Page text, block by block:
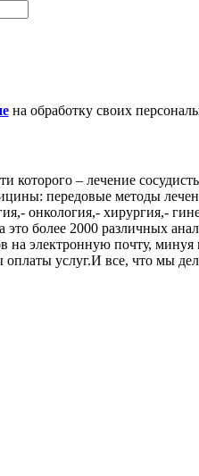
на обработку своих
– лечение
передовые методы
онкология,- хирургия,-
это более 2000 различных
на электронную почту,
услуг.И все, что мы